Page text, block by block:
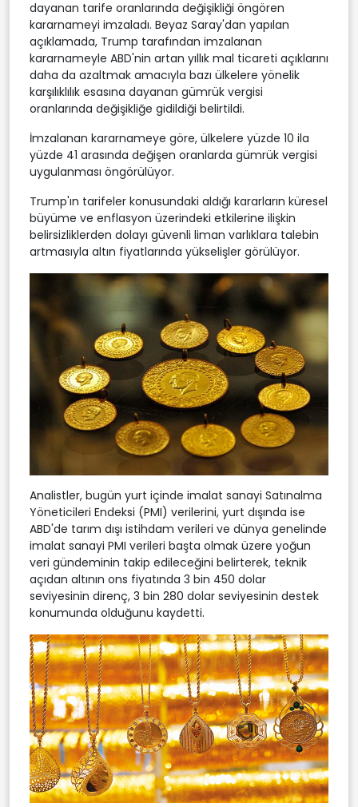
dayanan tarife oranlarında değişikliği öngören
kararnameyi imzaladı. Beyaz Saray'dan yapılan
açıklamada, Trump tarafından imzalanan
kararnameyle ABD'nin artan yıllık mal ticareti açıklarını
daha da azaltmak amacıyla bazı ülkelere yönelik
karşılıklılık esasına dayanan gümrük vergisi
oranlarında değişikliğe gidildiği belirtildi.
İmzalanan kararnameye göre, ülkelere yüzde 10 ila
yüzde 41 arasında değişen oranlarda gümrük vergisi
uygulanması öngörülüyor.
Trump'ın tarifeler konusundaki aldığı kararların küresel
büyüme ve enflasyon üzerindeki etkilerine ilişkin
belirsizliklerden dolayı güvenli liman varlıklara talebin
artmasıyla altın fiyatlarında yükselişler görülüyor.
Analistler, bugün yurt içinde imalat sanayi Satınalma
Yöneticileri Endeksi (PMI) verilerini, yurt dışında ise
ABD'de tarım dışı istihdam verileri ve dünya genelinde
imalat sanayi PMI verileri başta olmak üzere yoğun
veri gündeminin takip edileceğini belirterek, teknik
açıdan altının ons fiyatında 3 bin 450 dolar
seviyesinin direnç, 3 bin 280 dolar seviyesinin destek
konumunda olduğunu kaydetti.